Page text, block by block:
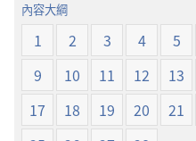
內容大綱
1 2 3 4 5
9
10 11 12 13
17
18 19 20 21